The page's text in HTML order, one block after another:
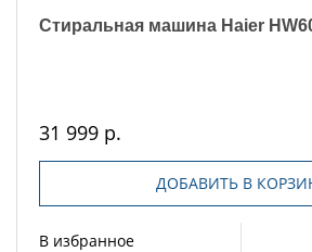
Стиральная машина Haier
31 999 р.
ДОБАВИТЬ В
В избранное